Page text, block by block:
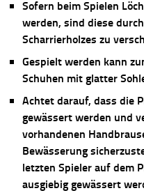
Sofern beim Spielen
werden, sind diese
Scharrierholzes zu
Gespielt werden kann
Schuhen mit glatter
Achtet darauf, dass die
gewässert werden und
vorhandenen
Bewässerung
letzten Spieler auf dem
ausgiebig gewässert